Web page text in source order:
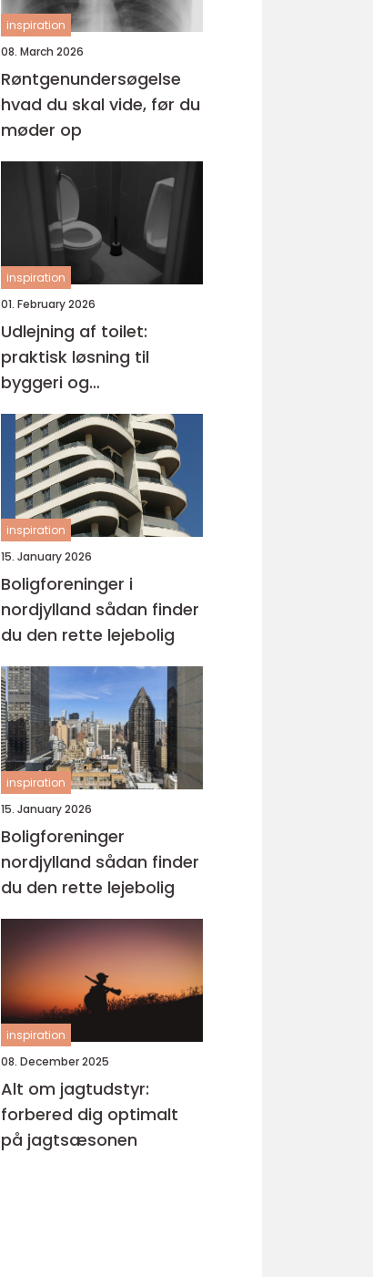
inspiration
08. March 2026
Røntgenundersøgelse
hvad du skal vide, før du
møder op
inspiration
01. February 2026
Udlejning af toilet:
praktisk løsning til
byggeri og
arrangementer
inspiration
15. January 2026
Boligforeninger i
nordjylland sådan finder
du den rette lejebolig
inspiration
15. January 2026
Boligforeninger
nordjylland sådan finder
du den rette lejebolig
inspiration
08. December 2025
Alt om jagtudstyr:
forbered dig optimalt
på jagtsæsonen